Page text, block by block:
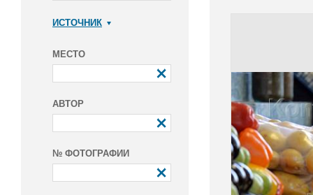
ИСТОЧНИК
МЕСТО
АВТОР
№ ФОТОГРАФИИ